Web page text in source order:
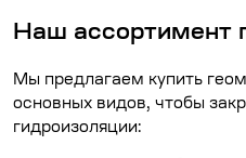
Наш ассортимент
Мы предлагаем купить
основных видов, чтобы
гидроизоляции: